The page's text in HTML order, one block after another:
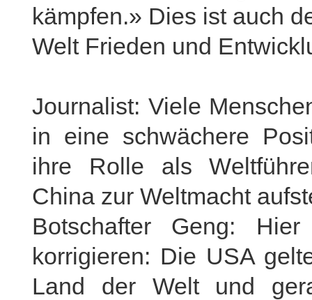
kämpfen.» Dies ist auch
Welt Frieden und
Journalist: Viele
in eine schwächere
ihre Rolle als
China zur Weltmacht
Botschafter Geng:
korrigieren: Die USA
Land der Welt und